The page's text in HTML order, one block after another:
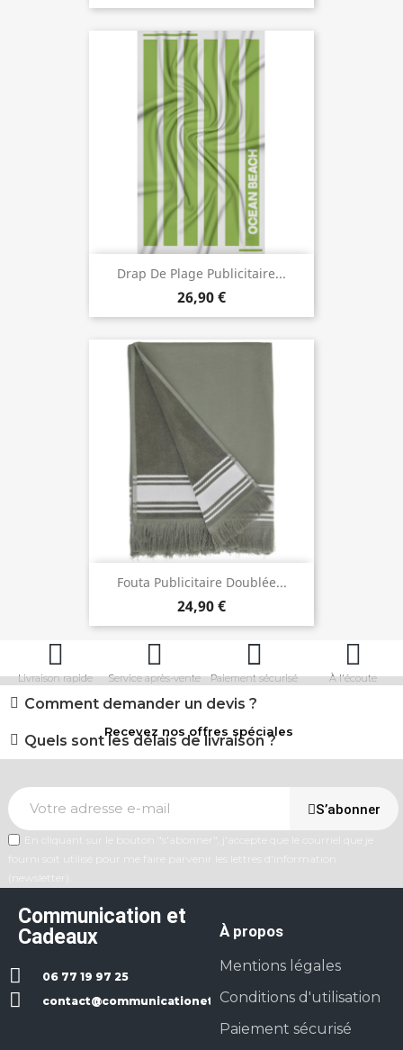
Drap De Plage Publicitaire...
26,90 €
Fouta Publicitaire Doublée...
24,90 €
Livraison rapide Service après-vente Paiement sécurisé À l'écoute
Comment demander un devis ?
Quels sont les délais de livraison ?
Recevez nos offres spéciales
S’abonner
Communication et
Cadeaux
06 77 19 97 25
contact@communicationetcadeaux.fr
À propos
Mentions légales
Conditions d'utilisation
Paiement sécurisé